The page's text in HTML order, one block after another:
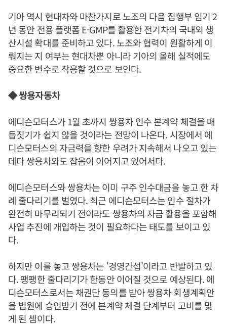
기아 역시 현대차와 마찬가지로 노조의 다음 집행부 임기 2
년 동안 전용 플랫폼 E-GMP를 활용한 전기차의 국내외 생
산시설 확대를 준비하고 있다. 노조와 협력이 원활하게 이
뤄지는 지 여부는 현대차뿐 아니라 기아의 올해 실적에도
중요한 변수로 작용할 것으로 보인다.
◆ 쌍용자동차
에디슨모터스가 1월 초까지 쌍용차 인수 본계약 체결을 매
듭짓기가 쉽지 않을 것이라는 전망이 나온다. 시장에서 에
디슨모터스의 자금력을 향한 우려가 지속해서 나오고 있는
데다 쌍용차와도 잡음이 이어지고 있어서다.
에디슨모터스와 쌍용차는 이미 구주 인수대금을 놓고 한 차
례 줄다리기를 벌였다. 최근 에디슨모터스는 인수 절차가
완전히 마무리되기 전이라도 쌍용차의 자금 활용을 포함해
사업 추진에 개입하는 것이 필요하다는 태도를 보이고 있
다.
하지만 이를 놓고 쌍용차는 '경영간섭'이라고 반발하고 있
다. 팽팽한 줄다리기가 한동안 이어질 것으로 예상된다. 에
디슨모터스로서는 채권단 동의를 받아 쌍용차 회생계획안
을 법원에 승인받기 전에 본계약 체결 단계부터 고비를 맞
게 된 셈이다.